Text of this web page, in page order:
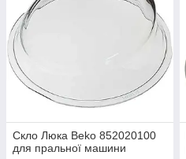
Скло Люка Beko 852020100
для пральної машини